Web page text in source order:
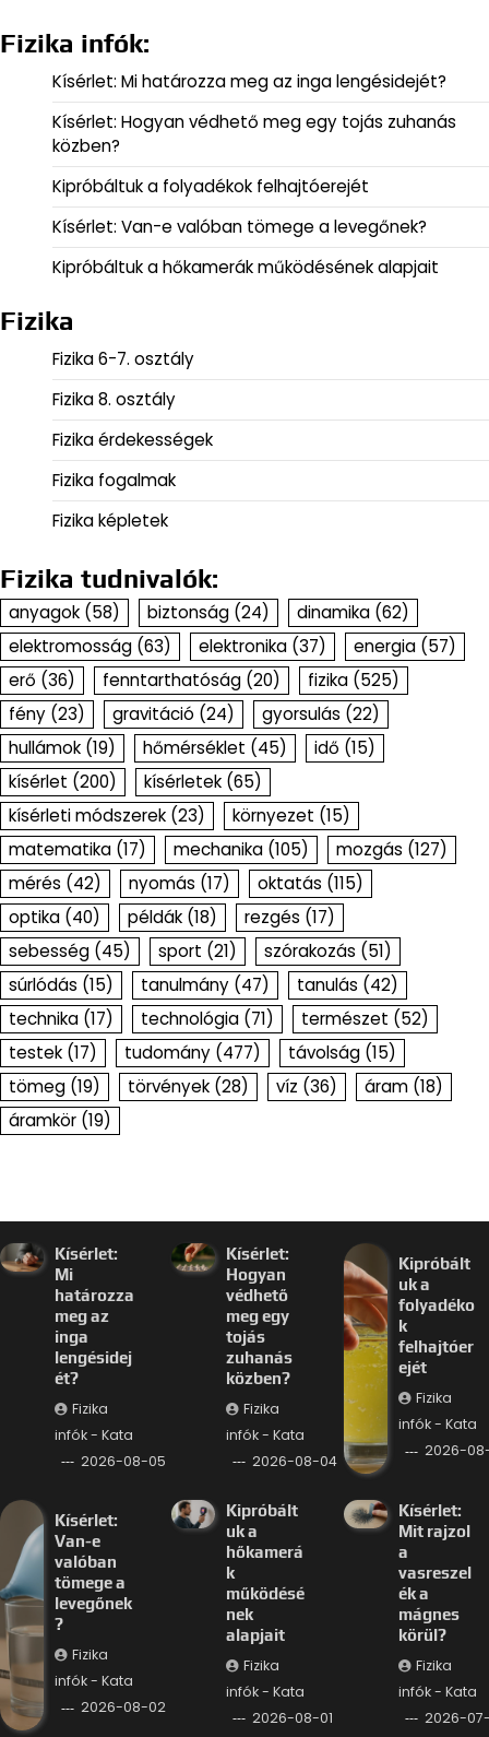
Fizika infók:
Kísérlet: Mi határozza meg az inga lengésidejét?
Kísérlet: Hogyan védhető meg egy tojás zuhanás
közben?
Kipróbáltuk a folyadékok felhajtóerejét
Kísérlet: Van-e valóban tömege a levegőnek?
Kipróbáltuk a hőkamerák működésének alapjait
Fizika
Fizika 6-7. osztály
Fizika 8. osztály
Fizika érdekességek
Fizika fogalmak
Fizika képletek
Fizika tudnivalók:
anyagok (58) biztonság (24) dinamika (62)
elektromosság (63) elektronika (37) energia (57)
erő (36) fenntarthatóság (20) fizika (525)
fény (23) gravitáció (24) gyorsulás (22)
hullámok (19) hőmérséklet (45) idő (15)
kísérlet (200) kísérletek (65)
kísérleti módszerek (23) környezet (15)
matematika (17) mechanika (105) mozgás (127)
mérés (42) nyomás (17) oktatás (115)
optika (40) példák (18) rezgés (17)
sebesség (45) sport (21) szórakozás (51)
súrlódás (15) tanulmány (47) tanulás (42)
technika (17) technológia (71) természet (52)
testek (17) tudomány (477) távolság (15)
tömeg (19) törvények (28) víz (36) áram (18)
áramkör (19)
Kísérlet:
Mi
határozza
meg az
inga
lengésidej
ét?
Fizika
infók - Kata
2026-08-05
Kísérlet:
Hogyan
védhető
meg egy
tojás
zuhanás
közben?
Fizika
infók - Kata
2026-08-04
Kipróbált
uk a
folyadéko
k
felhajtóer
ejét
Fizika
infók - Kata
2026-
Kísérlet:
Van-e
valóban
tömege a
levegőnek
?
Fizika
infók - Kata
2026-08-02
Kipróbált
uk a
hőkamerá
k
működésé
nek
alapjait
Fizika
infók - Kata
2026-08-01
Kísérlet:
Mit rajzol
a
vasreszel
ék a
mágnes
körül?
Fizika
infók - Kata
2026-